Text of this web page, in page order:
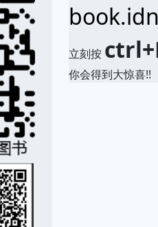
立刻按
你会得到大惊喜!!